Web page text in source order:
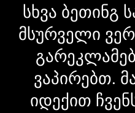
სხვა ბეთინგ
მსურველი
ვაპირებთ.
იდექით